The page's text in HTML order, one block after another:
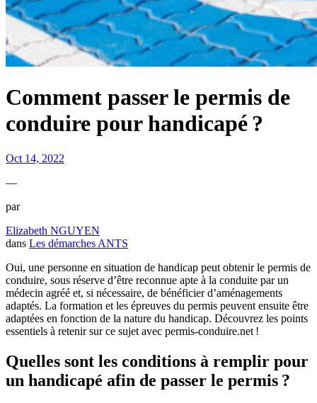
Comment passer le permis de
conduire pour handicapé ?
Oct 14, 2022
—
par
Elizabeth NGUYEN
dans Les démarches ANTS
Oui, une personne en situation de handicap peut obtenir le permis de
conduire, sous réserve d’être reconnue apte à la conduite par un
médecin agréé et, si nécessaire, de bénéficier d’aménagements
adaptés. La formation et les épreuves du permis peuvent ensuite être
adaptées en fonction de la nature du handicap. Découvrez les points
essentiels à retenir sur ce sujet avec permis-conduire.net !
Quelles sont les conditions à remplir pour
un handicapé afin de passer le permis ?